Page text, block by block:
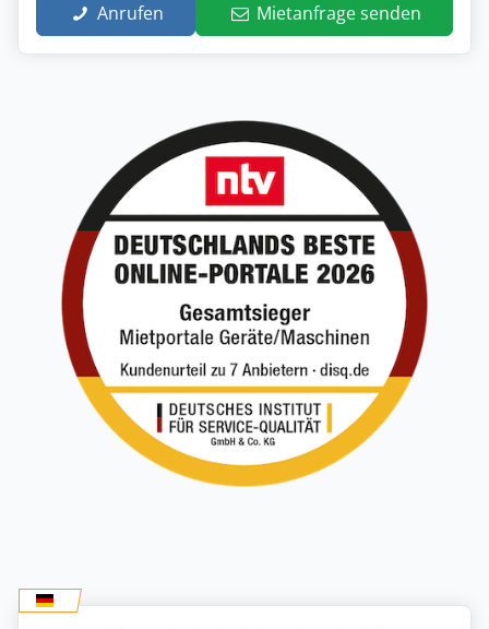
Anrufen Mietanfrage senden